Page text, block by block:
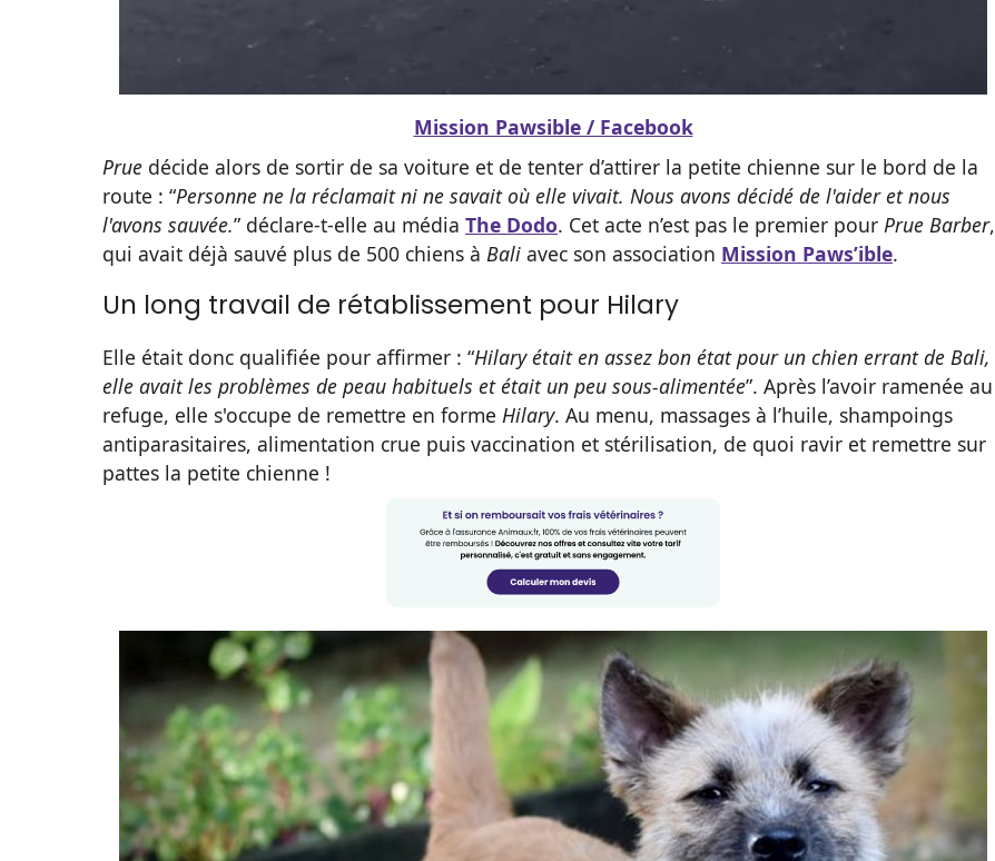
Mission Pawsible / Facebook
Prue décide alors de sortir de sa voiture et de tenter d’attirer la petite chienne sur le bord de la
route : “Personne ne la réclamait ni ne savait où elle vivait. Nous avons décidé de l'aider et nous
l'avons sauvée.” déclare-t-elle au média The Dodo. Cet acte n’est pas le premier pour Prue Barber,
qui avait déjà sauvé plus de 500 chiens à Bali avec son association Mission Paws’ible.
Un long travail de rétablissement pour Hilary
Elle était donc qualifiée pour affirmer : “Hilary était en assez bon état pour un chien errant de Bali,
elle avait les problèmes de peau habituels et était un peu sous-alimentée”. Après l’avoir ramenée au
refuge, elle s'occupe de remettre en forme Hilary. Au menu, massages à l’huile, shampoings
antiparasitaires, alimentation crue puis vaccination et stérilisation, de quoi ravir et remettre sur
pattes la petite chienne !